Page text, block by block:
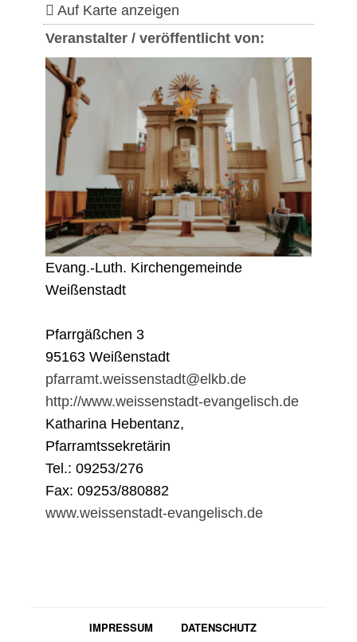
Auf Karte anzeigen
Veranstalter / veröffentlicht von:
Evang.-Luth. Kirchengemeinde
Weißenstadt
Pfarrgäßchen 3
95163 Weißenstadt
pfarramt.weissenstadt@elkb.de
http://www.weissenstadt-evangelisch.de
Katharina Hebentanz,
Pfarramtssekretärin
Tel.: 09253/276
Fax: 09253/880882
www.weissenstadt-evangelisch.de
IMPRESSUM DATENSCHUTZ